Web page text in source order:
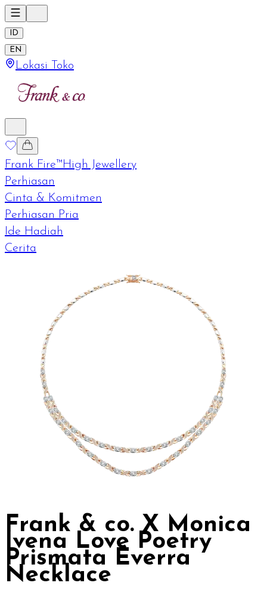
ID
EN
Lokasi Toko
Frank Fire™High Jewellery
Perhiasan
Cinta & Komitmen
Perhiasan Pria
Ide Hadiah
Cerita
Frank & co. X Monica
Ivena Love Poetry
Prismata Everra
Necklace